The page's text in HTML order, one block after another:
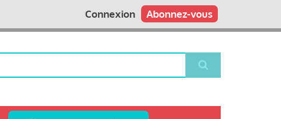
Abonnez-vous
Connexion